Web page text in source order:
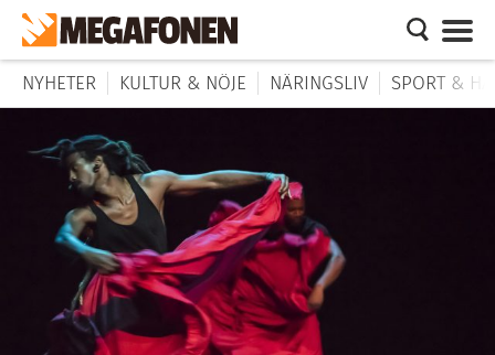
NYHETER KULTUR & NÖJE NÄRINGSLIV SPORT &